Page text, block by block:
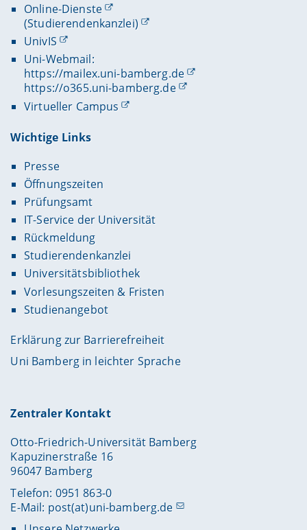
Online-Dienste
(Studierendenkanzlei)
UnivIS
Uni-Webmail:
https://mailex.uni-bamberg.de
https://o365.uni-bamberg.de
Virtueller Campus
Wichtige Links
Presse
Öffnungszeiten
Prüfungsamt
IT-Service der Universität
Rückmeldung
Studierendenkanzlei
Universitätsbibliothek
Vorlesungszeiten & Fristen
Studienangebot
Erklärung zur Barrierefreiheit
Uni Bamberg in leichter Sprache
Zentraler Kontakt
Otto-Friedrich-Universität Bamberg
Kapuzinerstraße 16
96047 Bamberg
Telefon: 0951 863-0
E-Mail: post(at)uni-bamberg.de